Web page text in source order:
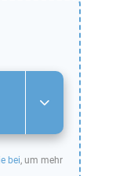
bei, um mehr